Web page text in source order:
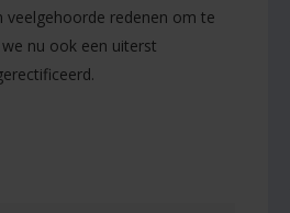
veelgehoorde redenen om te
nu ook een uiterst